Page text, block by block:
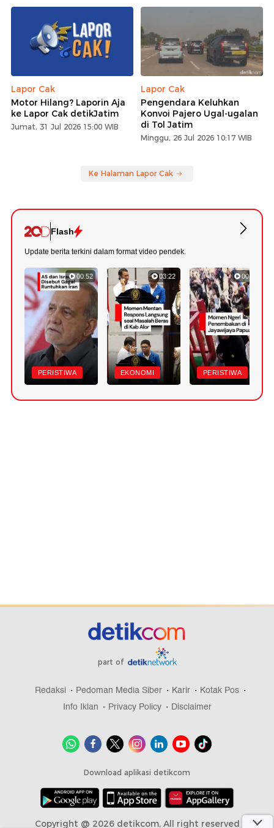
Lapor Cak
Motor Hilang? Laporin Aja
ke Lapor Cak detikJatim
Jumat, 31 Jul 2026 15:00 WIB
Lapor Cak
Pengendara Keluhkan
Konvoi Pajero Ugal-ugalan
di Tol Jatim
Minggu, 26 Jul 2026 10:17 WIB
Ke Halaman Lapor Cak
Flash
Update berita terkini dalam format video pendek.
00:52
PERISTIWA
03:22
EKONOMI
00:42
PERISTIWA
part of
Redaksi Pedoman Media Siber Karir
Kotak Pos
Info Iklan
Privacy Policy Disclaimer
Download aplikasi detikcom
Copyright @ 2026 detikcom, All right reserved